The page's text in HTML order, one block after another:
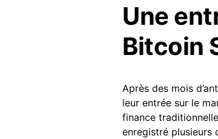
Une
Bitcoin
Après des mois
leur entrée sur le
finance
enregistré plusieurs